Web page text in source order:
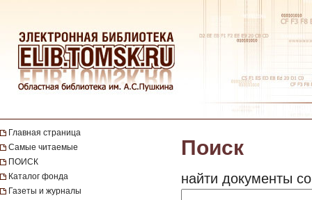
Главная страница
Самые читаемые
ПОИСК
Каталог фонда
Газеты и журналы
Поиск
найти документы